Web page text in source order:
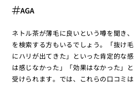
AGA
ネトル茶が薄毛に良いという噂を聞き
を検索する方もいるでしょう。「抜け
にハリが出てきた」といった肯定的な
は感じなかった」「効果はなかった」
受けられます。では、これらの口コミ